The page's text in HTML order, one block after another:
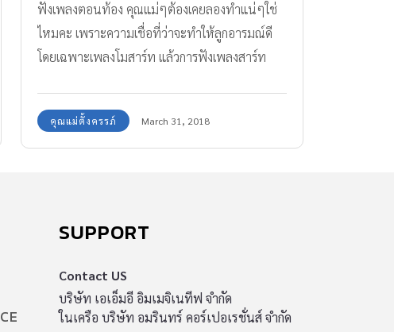
ฟังเพลงตอนท้อง คุณแม่ๆต้องเคยลองทำแน่ๆใช่
ไหมคะ เพราะความเชื่อที่ว่าจะทำให้ลูกอารมณ์ดี
โดยเฉพาะเพลงโมสาร์ท แล้วการฟังเพลงสาร์ท
คุณแม่ตั้งครรภ์ March 31, 2018
SUPPORT
Contact US
บริษัท เอเอ็มอี อิมเมจิเนทีฟ จำกัด
ในเครือ บริษัท อมรินทร์ คอร์เปอเรชั่นส์ จำกัด